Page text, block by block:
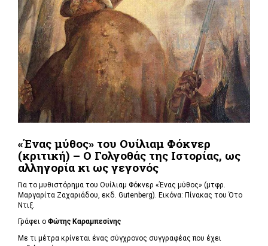
«Ένας μύθος» του Ουίλιαμ Φόκνερ
(κριτική) – Ο Γολγοθάς της Ιστορίας, ως
αλληγορία κι ως γεγονός
Για το μυθιστόρημα του Ουίλιαμ Φόκνερ «Ένας μύθος» (μτφρ.
Μαργαρίτα Ζαχαριάδου, εκδ. Gutenberg). Εικόνα: Πίνακας του Ότο
Ντιξ.
Γράφει ο Φώτης Καραμπεσίνης
Με τι μέτρα κρίνεται ένας σύγχρονος συγγραφέας που έχει